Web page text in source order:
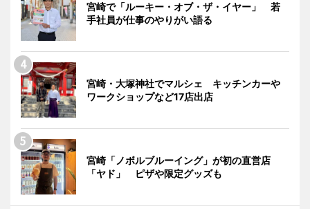
宮崎で「ルーキー・オブ・ザ・イヤー」 若
手社員が仕事のやりがい語る
宮崎・大塚神社でマルシェ キッチンカーや
ワークショップなど17店出店
宮崎「ノボルブルーイング」が初の直営店
「ヤド」 ピザや限定グッズも